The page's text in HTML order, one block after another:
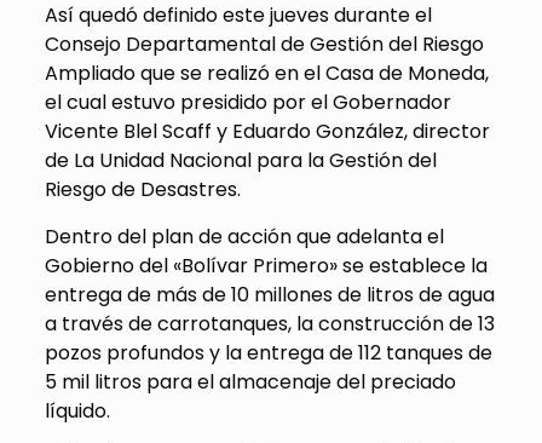
Así quedó definido este jueves durante el
Consejo Departamental de Gestión del Riesgo
Ampliado que se realizó en el Casa de Moneda,
el cual estuvo presidido por el Gobernador
Vicente Blel Scaff y Eduardo González, director
de La Unidad Nacional para la Gestión del
Riesgo de Desastres.
Dentro del plan de acción que adelanta el
Gobierno del «Bolívar Primero» se establece la
entrega de más de 10 millones de litros de agua
a través de carrotanques, la construcción de 13
pozos profundos y la entrega de 112 tanques de
5 mil litros para el almacenaje del preciado
líquido.